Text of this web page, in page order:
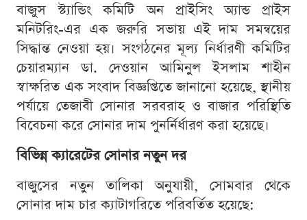
বাজুস স্ট্যান্ডিং কমিটি অন প্রাইসিং অ্যান্ড প্রাইস
মনিটরিং-এর এক জরুরি সভায় এই দাম সমন্বয়ের
সিদ্ধান্ত নেওয়া হয়। সংগঠনের মূল্য নির্ধারণী কমিটির
চেয়ারম্যান ডা. দেওয়ান আমিনুল ইসলাম শাহীন
স্বাক্ষরিত এক সংবাদ বিজ্ঞপ্তিতে জানানো হয়েছে, স্থানীয়
পর্যায়ে তেজাবী সোনার সরবরাহ ও বাজার পরিস্থিতি
বিবেচনা করে সোনার দাম পুনর্নির্ধারণ করা হয়েছে।
বিভিন্ন ক্যারেটের সোনার নতুন দর
বাজুসের নতুন তালিকা অনুযায়ী, সোমবার থেকে
সোনার দাম চার ক্যাটাগরিতে পরিবর্তিত হয়েছে: